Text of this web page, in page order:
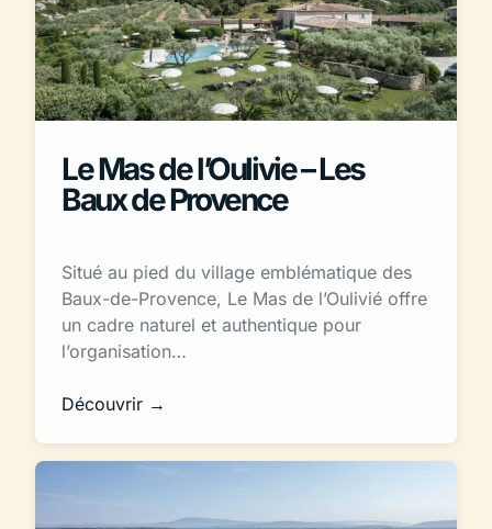
Le Mas de l’Oulivie – Les
Baux de Provence
Situé au pied du village emblématique des
Baux-de-Provence, Le Mas de l’Oulivié offre
un cadre naturel et authentique pour
l’organisation…
Découvrir →